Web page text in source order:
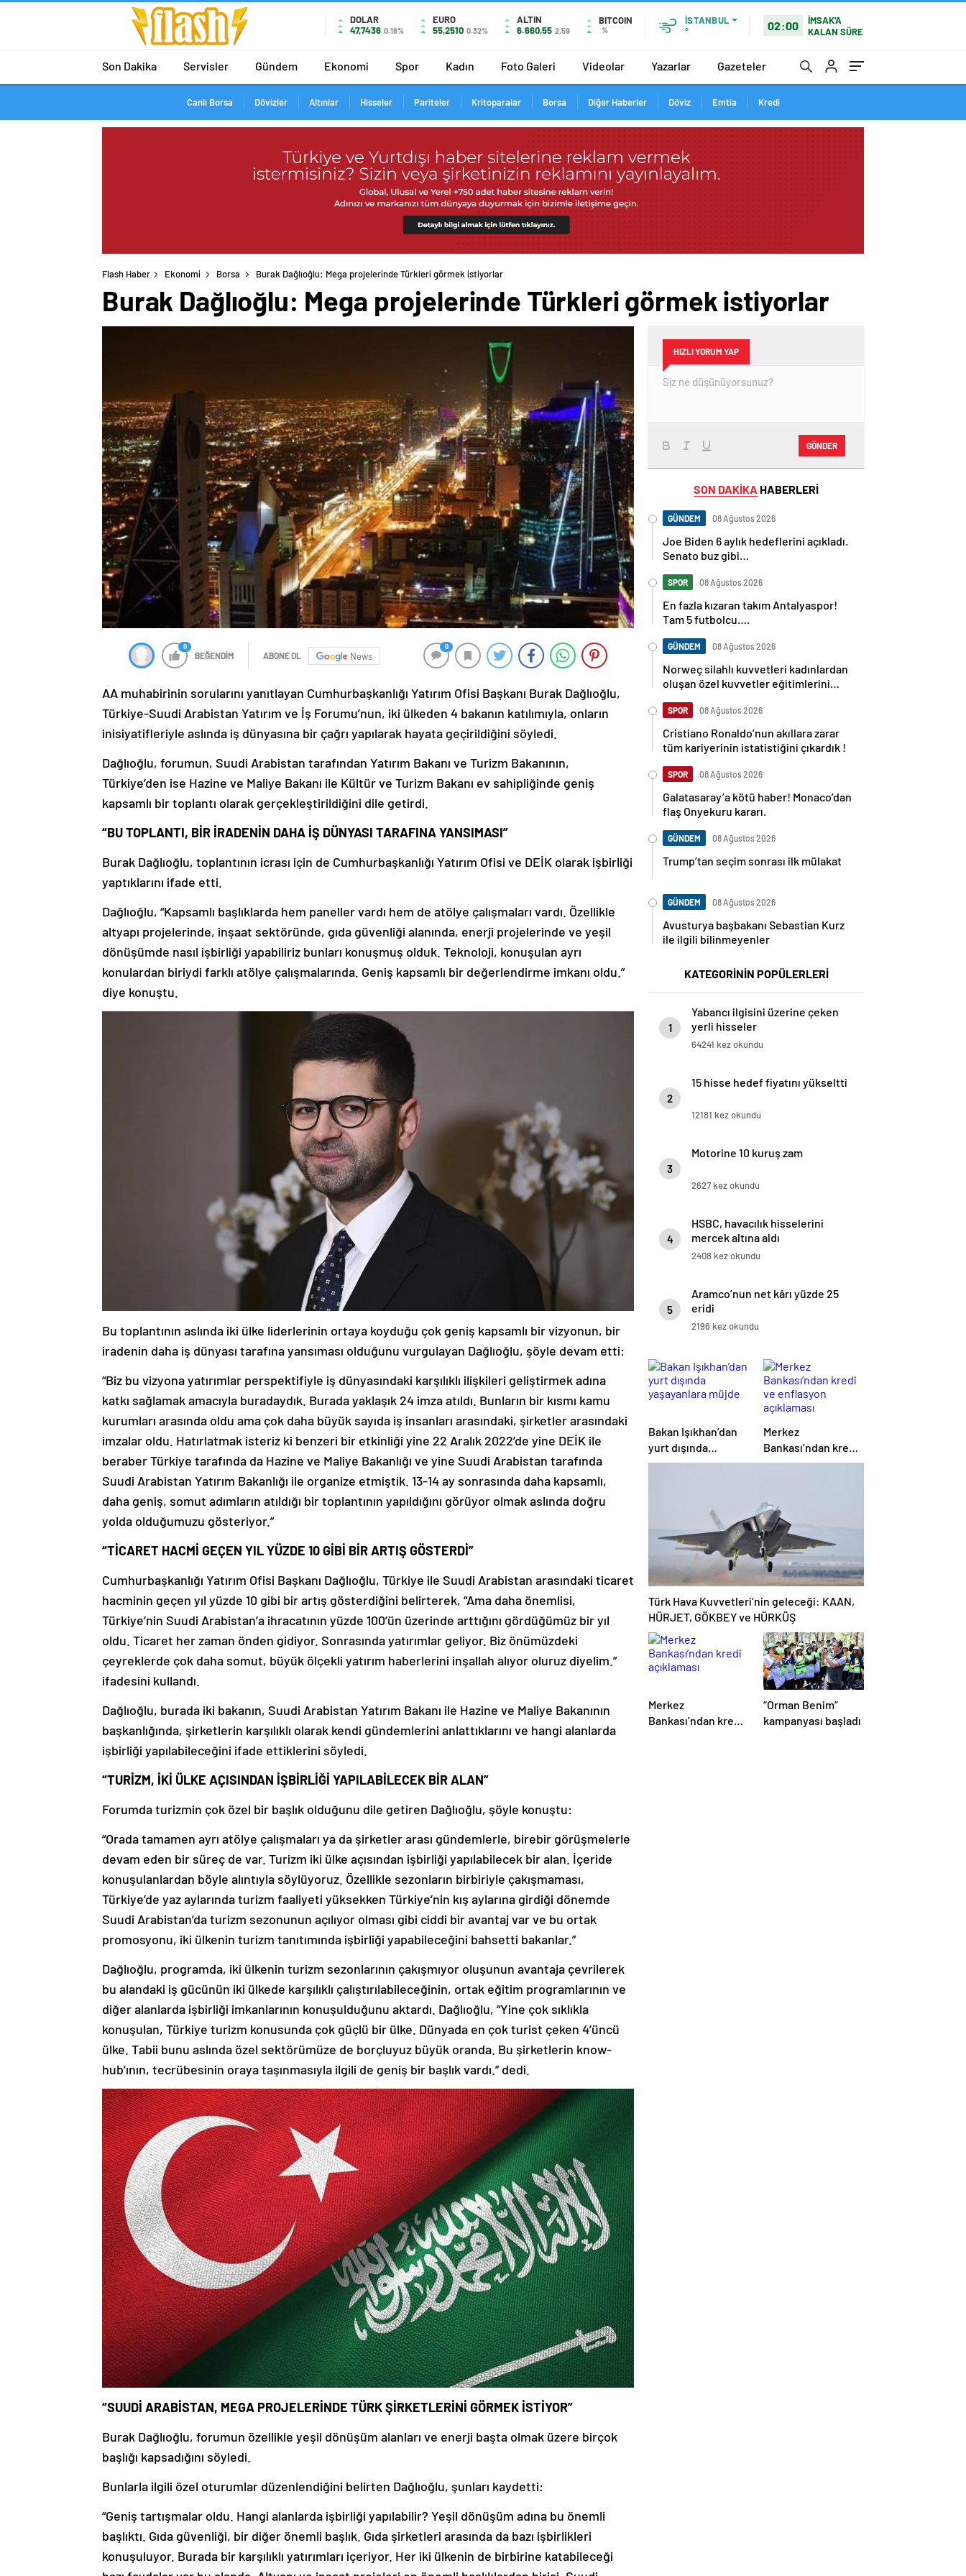
DOLAR
47,7436 0.18%
EURO
55,2510 0.32%
ALTIN
6.660,55 2,59
BITCOIN
%
İSTANBUL
°
02:00
İMSAK'A
KALAN SÜRE
Son Dakika Servisler Gündem Ekonomi Spor Kadın Foto Galeri Videolar Yazarlar Gazeteler
Canlı Borsa Dövizler Altınlar Hisseler Pariteler Kritoparalar Borsa Diğer Haberler Döviz Emtia Kredi
Flash Haber Ekonomi Borsa Burak Dağlıoğlu: Mega projelerinde Türkleri görmek istiyorlar
Burak Dağlıoğlu: Mega projelerinde Türkleri görmek istiyorlar
0
BEĞENDİM ABONE OL News
0
AA muhabirinin sorularını yanıtlayan Cumhurbaşkanlığı Yatırım Ofisi Başkanı Burak Dağlıoğlu,
Türkiye-Suudi Arabistan Yatırım ve İş Forumu’nun, iki ülkeden 4 bakanın katılımıyla, onların
inisiyatifleriyle aslında iş dünyasına bir çağrı yapılarak hayata geçirildiğini söyledi.
Dağlıoğlu, forumun, Suudi Arabistan tarafından Yatırım Bakanı ve Turizm Bakanının,
Türkiye’den ise Hazine ve Maliye Bakanı ile Kültür ve Turizm Bakanı ev sahipliğinde geniş
kapsamlı bir toplantı olarak gerçekleştirildiğini dile getirdi.
“BU TOPLANTI, BİR İRADENİN DAHA İŞ DÜNYASI TARAFINA YANSIMASI”
Burak Dağlıoğlu, toplantının icrası için de Cumhurbaşkanlığı Yatırım Ofisi ve DEİK olarak işbirliği
yaptıklarını ifade etti.
Dağlıoğlu, “Kapsamlı başlıklarda hem paneller vardı hem de atölye çalışmaları vardı. Özellikle
altyapı projelerinde, inşaat sektöründe, gıda güvenliği alanında, enerji projelerinde ve yeşil
dönüşümde nasıl işbirliği yapabiliriz bunları konuşmuş olduk. Teknoloji, konuşulan ayrı
konulardan biriydi farklı atölye çalışmalarında. Geniş kapsamlı bir değerlendirme imkanı oldu.”
diye konuştu.
Bu toplantının aslında iki ülke liderlerinin ortaya koyduğu çok geniş kapsamlı bir vizyonun, bir
iradenin daha iş dünyası tarafına yansıması olduğunu vurgulayan Dağlıoğlu, şöyle devam etti:
“Biz bu vizyona yatırımlar perspektifiyle iş dünyasındaki karşılıklı ilişkileri geliştirmek adına
katkı sağlamak amacıyla buradaydık. Burada yaklaşık 24 imza atıldı. Bunların bir kısmı kamu
kurumları arasında oldu ama çok daha büyük sayıda iş insanları arasındaki, şirketler arasındaki
imzalar oldu. Hatırlatmak isteriz ki benzeri bir etkinliği yine 22 Aralık 2022’de yine DEİK ile
beraber Türkiye tarafında da Hazine ve Maliye Bakanlığı ve yine Suudi Arabistan tarafında
Suudi Arabistan Yatırım Bakanlığı ile organize etmiştik. 13-14 ay sonrasında daha kapsamlı,
daha geniş, somut adımların atıldığı bir toplantının yapıldığını görüyor olmak aslında doğru
yolda olduğumuzu gösteriyor.”
“TİCARET HACMİ GEÇEN YIL YÜZDE 10 GİBİ BİR ARTIŞ GÖSTERDİ”
Cumhurbaşkanlığı Yatırım Ofisi Başkanı Dağlıoğlu, Türkiye ile Suudi Arabistan arasındaki ticaret
hacminin geçen yıl yüzde 10 gibi bir artış gösterdiğini belirterek, “Ama daha önemlisi,
Türkiye’nin Suudi Arabistan’a ihracatının yüzde 100’ün üzerinde arttığını gördüğümüz bir yıl
oldu. Ticaret her zaman önden gidiyor. Sonrasında yatırımlar geliyor. Biz önümüzdeki
çeyreklerde çok daha somut, büyük ölçekli yatırım haberlerini inşallah alıyor oluruz diyelim.”
ifadesini kullandı.
Dağlıoğlu, burada iki bakanın, Suudi Arabistan Yatırım Bakanı ile Hazine ve Maliye Bakanının
başkanlığında, şirketlerin karşılıklı olarak kendi gündemlerini anlattıklarını ve hangi alanlarda
işbirliği yapılabileceğini ifade ettiklerini söyledi.
“TURİZM, İKİ ÜLKE AÇISINDAN İŞBİRLİĞİ YAPILABİLECEK BİR ALAN”
Forumda turizmin çok özel bir başlık olduğunu dile getiren Dağlıoğlu, şöyle konuştu:
“Orada tamamen ayrı atölye çalışmaları ya da şirketler arası gündemlerle, birebir görüşmelerle
devam eden bir süreç de var. Turizm iki ülke açısından işbirliği yapılabilecek bir alan. İçeride
konuşulanlardan böyle alıntıyla söylüyoruz. Özellikle sezonların birbiriyle çakışmaması,
Türkiye’de yaz aylarında turizm faaliyeti yüksekken Türkiye’nin kış aylarına girdiği dönemde
Suudi Arabistan’da turizm sezonunun açılıyor olması gibi ciddi bir avantaj var ve bu ortak
promosyonu, iki ülkenin turizm tanıtımında işbirliği yapabileceğini bahsetti bakanlar.”
Dağlıoğlu, programda, iki ülkenin turizm sezonlarının çakışmıyor oluşunun avantaja çevrilerek
bu alandaki iş gücünün iki ülkede karşılıklı çalıştırılabileceğinin, ortak eğitim programlarının ve
diğer alanlarda işbirliği imkanlarının konuşulduğunu aktardı. Dağlıoğlu, “Yine çok sıklıkla
konuşulan, Türkiye turizm konusunda çok güçlü bir ülke. Dünyada en çok turist çeken 4’üncü
ülke. Tabii bunu aslında özel sektörümüze de borçluyuz büyük oranda. Bu şirketlerin know-
hub’ının, tecrübesinin oraya taşınmasıyla ilgili de geniş bir başlık vardı.” dedi.
“SUUDİ ARABİSTAN, MEGA PROJELERİNDE TÜRK ŞİRKETLERİNİ GÖRMEK İSTİYOR”
Burak Dağlıoğlu, forumun özellikle yeşil dönüşüm alanları ve enerji başta olmak üzere birçok
başlığı kapsadığını söyledi.
Bunlarla ilgili özel oturumlar düzenlendiğini belirten Dağlıoğlu, şunları kaydetti:
“Geniş tartışmalar oldu. Hangi alanlarda işbirliği yapılabilir? Yeşil dönüşüm adına bu önemli
başlıktı. Gıda güvenliği, bir diğer önemli başlık. Gıda şirketleri arasında da bazı işbirlikleri
konuşuluyor. Burada bir karşılıklı yatırımları içeriyor. Her iki ülkenin de birbirine katabileceği
HIZLI YORUM YAP
GÖNDER
SON DAKİKA HABERLERİ
GÜNDEM 08 Ağustos 2026
Joe Biden 6 aylık hedeflerini açıkladı.
Senato buz gibi…
SPOR 08 Ağustos 2026
En fazla kızaran takım Antalyaspor!
Tam 5 futbolcu….
GÜNDEM 08 Ağustos 2026
Norweç silahlı kuvvetleri kadınlardan
oluşan özel kuvvetler eğitimlerini
SPOR 08 Ağustos 2026
Cristiano Ronaldo’nun akıllara zarar
tüm kariyerinin istatistiğini çıkardık !
SPOR 08 Ağustos 2026
Galatasaray’a kötü haber! Monaco’dan
flaş Onyekuru kararı.
GÜNDEM 08 Ağustos 2026
Trump’tan seçim sonrası ilk mülakat
GÜNDEM 08 Ağustos 2026
Avusturya başbakanı Sebastian Kurz
ile ilgili bilinmeyenler
KATEGORİNİN POPÜLERLERİ
1
Yabancı ilgisini üzerine çeken
yerli hisseler
64241 kez okundu
2
15 hisse hedef fiyatını yükseltti
12181 kez okundu
3
Motorine 10 kuruş zam
2627 kez okundu
4
HSBC, havacılık hisselerini
mercek altına aldı
2408 kez okundu
5
Aramco’nun net kârı yüzde 25
eridi
2196 kez okundu
Bakan Işıkhan’dan
yurt dışında
yaşayanlara müjde
Merkez
Bankası’ndan kredi
ve enflasyon
Türk Hava Kuvvetleri’nin geleceği: KAAN,
HÜRJET, GÖKBEY ve HÜRKÜŞ
Merkez
Bankası’ndan kredi
“Orman Benim”
kampanyası başladı